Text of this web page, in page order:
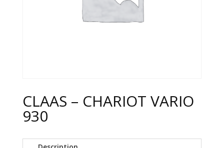
CLAAS – CHARIOT VARIO
930